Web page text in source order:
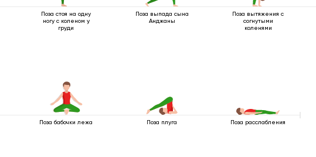
Поза стоя на одну
ногу с коленом у
груди
Поза выпада сына
Анджаны
Поза вытяжения с
согнутыми
коленями
Поза бабочки лежа Поза плуга Поза расслабления